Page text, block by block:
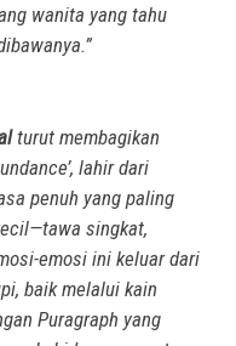
wanita yang tahu
turut membagikan
lahir dari
penuh yang paling
singkat,
emosi ini keluar dari
baik melalui kain
Puragraph yang